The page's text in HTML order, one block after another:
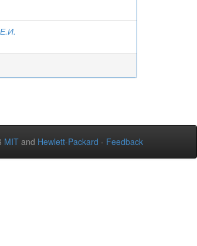
MIT and Hewlett-Packard - Feedback